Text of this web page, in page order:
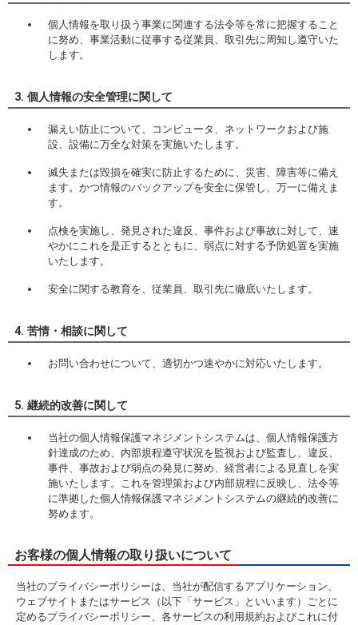
個人情報を取り扱う事業に関連する法令等を常に把握すること
に努め、事業活動に従事する従業員、取引先に周知し遵守いた
します。
3. 個人情報の安全管理に関して
漏えい防止について、コンピュータ、ネットワークおよび施
設、設備に万全な対策を実施いたします。
滅失または毀損を確実に防止するために、災害、障害等に備え
ます。かつ情報のバックアップを安全に保管し、万一に備えま
す。
点検を実施し、発見された違反、事件および事故に対して、速
やかにこれを是正するとともに、弱点に対する予防処置を実施
いたします。
安全に関する教育を、従業員、取引先に徹底いたします。
4. 苦情・相談に関して
お問い合わせについて、適切かつ速やかに対応いたします。
5. 継続的改善に関して
当社の個人情報保護マネジメントシステムは、個人情報保護方
針達成のため、内部規程遵守状況を監視および監査し、違反、
事件、事故および弱点の発見に努め、経営者による見直しを実
施いたします。これを管理策および内部規程に反映し、法令等
に準拠した個人情報保護マネジメントシステムの継続的改善に
努めます。
お客様の個人情報の取り扱いについて
当社のプライバシーポリシーは、当社が配信するアプリケーション、
ウェブサイトまたはサービス（以下「サービス」といいます）ごとに
定めるプライバシーポリシー、各サービスの利用規約およびこれに付